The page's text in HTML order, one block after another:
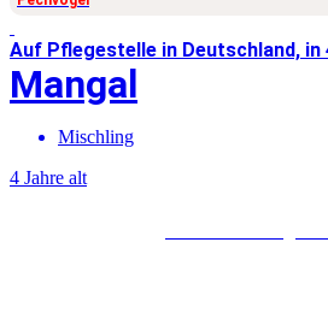
Auf Pflegestelle in Deutschland, in
Mangal
Mischling
4 Jahre alt